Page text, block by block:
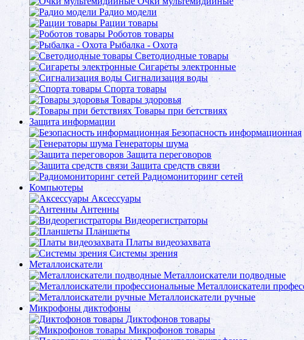
Радио модели
Рации товары
Роботов товары
Рыбалка - Охота
Светодиодные товары
Сигареты электронные
Сигнализация воды
Спорта товары
Товары здоровья
Товары при бетствиях
Защита информации
Безопасность информационная
Генераторы шума
Защита переговоров
Защита средств связи
Радиомониторинг сетей
Компьютеры
Аксессуары
Антенны
Видеорегистраторы
Планшеты
Платы видеозахвата
Системы зрения
Металлоискатели
Металлоискатели подводные
Металлоискатели
Металлоискатели ручные
Микрофоны диктофоны
Диктофонов товары
Микрофонов товары